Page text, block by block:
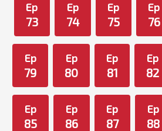
Ep
73
Ep
74
Ep
75
Ep
76
Ep
79
Ep
80
Ep
81
Ep
82
Ep
85
Ep
86
Ep
87
Ep
88